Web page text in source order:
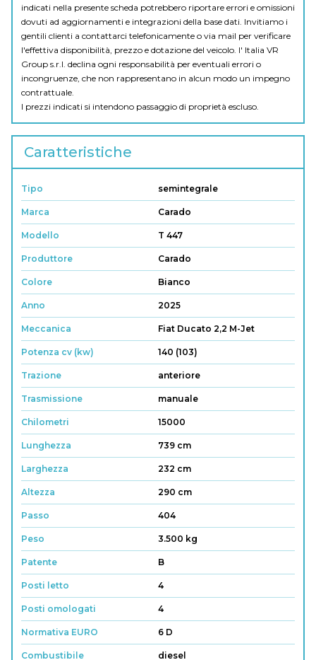
indicati nella presente scheda potrebbero riportare errori e omissioni
dovuti ad aggiornamenti e integrazioni della base dati. Invitiamo i
gentili clienti a contattarci telefonicamente o via mail per verificare
l'effettiva disponibilità, prezzo e dotazione del veicolo. I' Italia VR
Group s.r.l. declina ogni responsabilità per eventuali errori o
incongruenze, che non rappresentano in alcun modo un impegno
contrattuale.
I prezzi indicati si intendono passaggio di proprietà escluso.
Caratteristiche
Tipo semintegrale
Marca Carado
Modello T 447
Produttore Carado
Colore Bianco
Anno 2025
Meccanica Fiat Ducato 2,2 M-Jet
Potenza cv (kw) 140 (103)
Trazione anteriore
Trasmissione manuale
Chilometri 15000
Lunghezza 739 cm
Larghezza 232 cm
Altezza 290 cm
Passo 404
Peso 3.500 kg
Patente B
Posti letto 4
Posti omologati 4
Normativa EURO 6 D
Combustibile diesel